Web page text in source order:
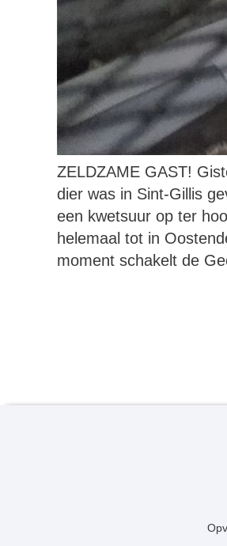
ZELDZAME GAST!
dier was in Sint-Gillis
een kwetsuur op ter
helemaal tot in
moment schakelt de